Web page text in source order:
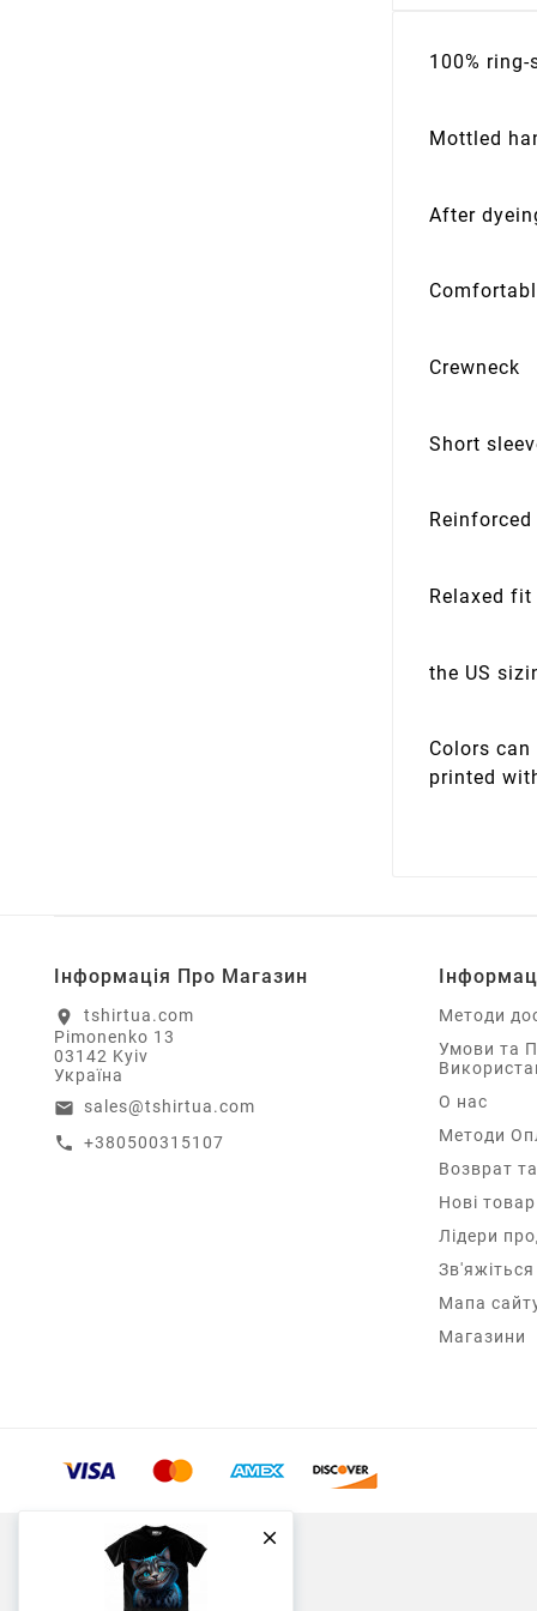

100%
Mottled
After
Crewneck
Short
Relaxed fit
the US
Colors
printed
Інформація Про Магазин
location_on
tshirtua.com
Pimonenko 13
03142 Kyiv
Україна
email sales@tshirtua.com
call +380500315107
Методи
Умови та
О нас
Методи
Возврат
Нові
Лідери
Мапа
Магазини